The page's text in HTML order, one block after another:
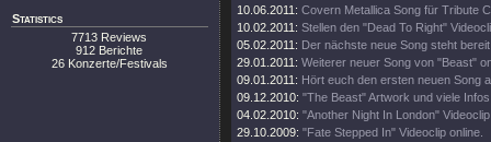
Statistics
7713 Reviews
912 Berichte
26 Konzerte/Festivals
10.06.2011: Covern Metallica Song für Tribute
10.02.2011: Stellen den "Dead To Right"
05.02.2011: Der nächste neue Song steht
29.01.2011: Weiterer neuer Song von "Beast"
09.01.2011: Hört euch den ersten neuen Song
09.12.2010: "The Beast" Artwork und viele
04.02.2010: "Another Night In London"
29.10.2009: "Fate Stepped In" Videoclip online.